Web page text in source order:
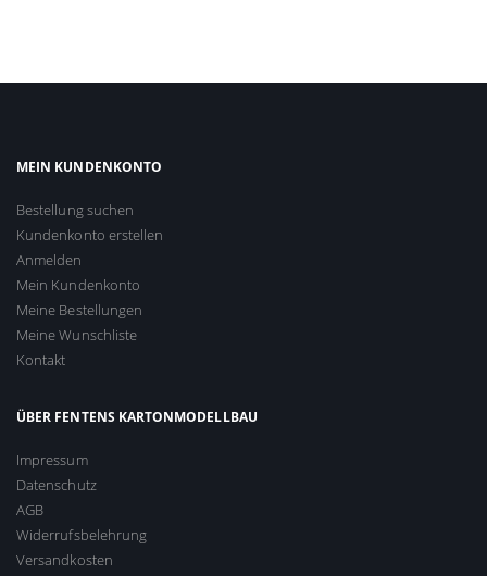
MEIN KUNDENKONTO
Bestellung suchen
Kundenkonto erstellen
Anmelden
Mein Kundenkonto
Meine Bestellungen
Meine Wunschliste
Kontakt
ÜBER FENTENS KARTONMODELLBAU
Impressum
Datenschutz
AGB
Widerrufsbelehrung
Versandkosten